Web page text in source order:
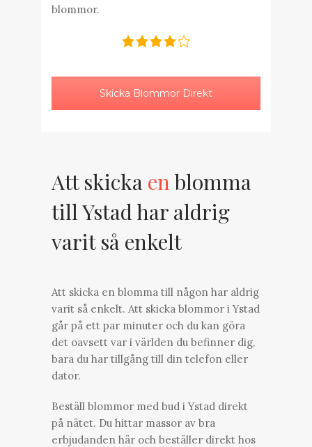
blommor.
Skicka Blommor Direkt
Att skicka en blomma
till Ystad har aldrig
varit så enkelt
Att skicka en blomma till någon har aldrig
varit så enkelt. Att skicka blommor i Ystad
går på ett par minuter och du kan göra
det oavsett var i världen du befinner dig,
bara du har tillgång till din telefon eller
dator.
Beställ blommor med bud i Ystad direkt
på nätet. Du hittar massor av bra
erbjudanden här och beställer direkt hos